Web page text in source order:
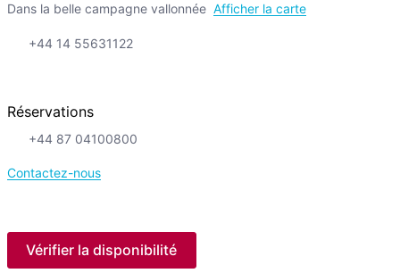
Dans la belle campagne vallonnée Afficher la carte
+44 14 55631122
Réservations
+44 87 04100800
Contactez-nous
Vérifier la disponibilité